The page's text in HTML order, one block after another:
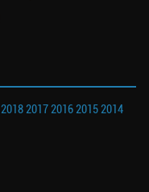
20182017201620152014